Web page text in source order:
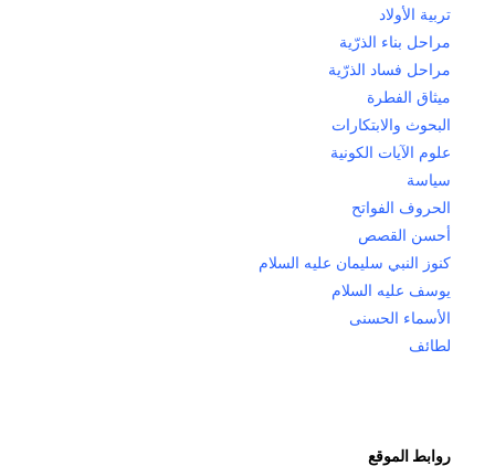
تربية الأولاد
مراحل بناء الذرّية
مراحل فساد الذرّية
ميثاق الفطرة
البحوث والابتكارات
علوم الآيات الكونية
سياسة
الحروف الفواتح
أحسن القصص
كنوز النبي سليمان عليه السلام
يوسف عليه السلام
الأسماء الحسنى
لطائف
روابط الموقع